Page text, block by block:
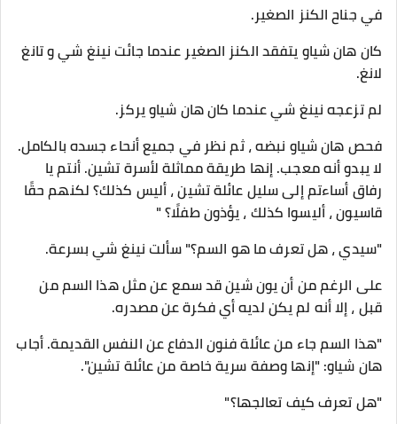
في جناح الكنز الصغير.
كان هان شياو يتفقد الكنز الصغير عندما جائت نينغ شي و تانغ
لانغ.
لم تزعجه نينغ شي عندما كان هان شياو يركز.
فحص هان شياو نبضه ، ثم نظر في جميع أنحاء جسده بالكامل.
لا يبدو أنه معجب. إنها طريقة مماثلة لأسرة تشين. أنتم يا
رفاق أساءتم إلى سليل عائلة تشين ، أليس كذلك؟ لكنهم حقًا
قاسيون ، أليسوا كذلك ، يؤذون طفلًا؟ "
"سيدي ، هل تعرف ما هو السم؟" سألت نينغ شي بسرعة.
على الرغم من أن يون شين قد سمع عن مثل هذا السم من
قبل ، إلا أنه لم يكن لديه أي فكرة عن مصدره.
"هذا السم جاء من عائلة فنون الدفاع عن النفس القديمة. أجاب
هان شياو: "إنها وصفة سرية خاصة من عائلة تشين".
"هل تعرف كيف تعالجها؟"